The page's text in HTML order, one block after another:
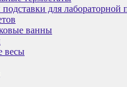
для лабораторной
ванны
весы